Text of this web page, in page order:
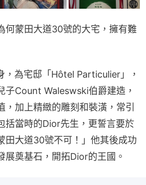
何蒙田大道30號的大宅，擁有難
，為宅邸「Hôtel Particulier」，
子Count Waleswski伯爵建造，
，加上精緻的雕刻和裝潢，常引
括當時的Dior先生，更誓言要於
田大道30號不可！」他其後成功
展奠基石，開拓Dior的王國。